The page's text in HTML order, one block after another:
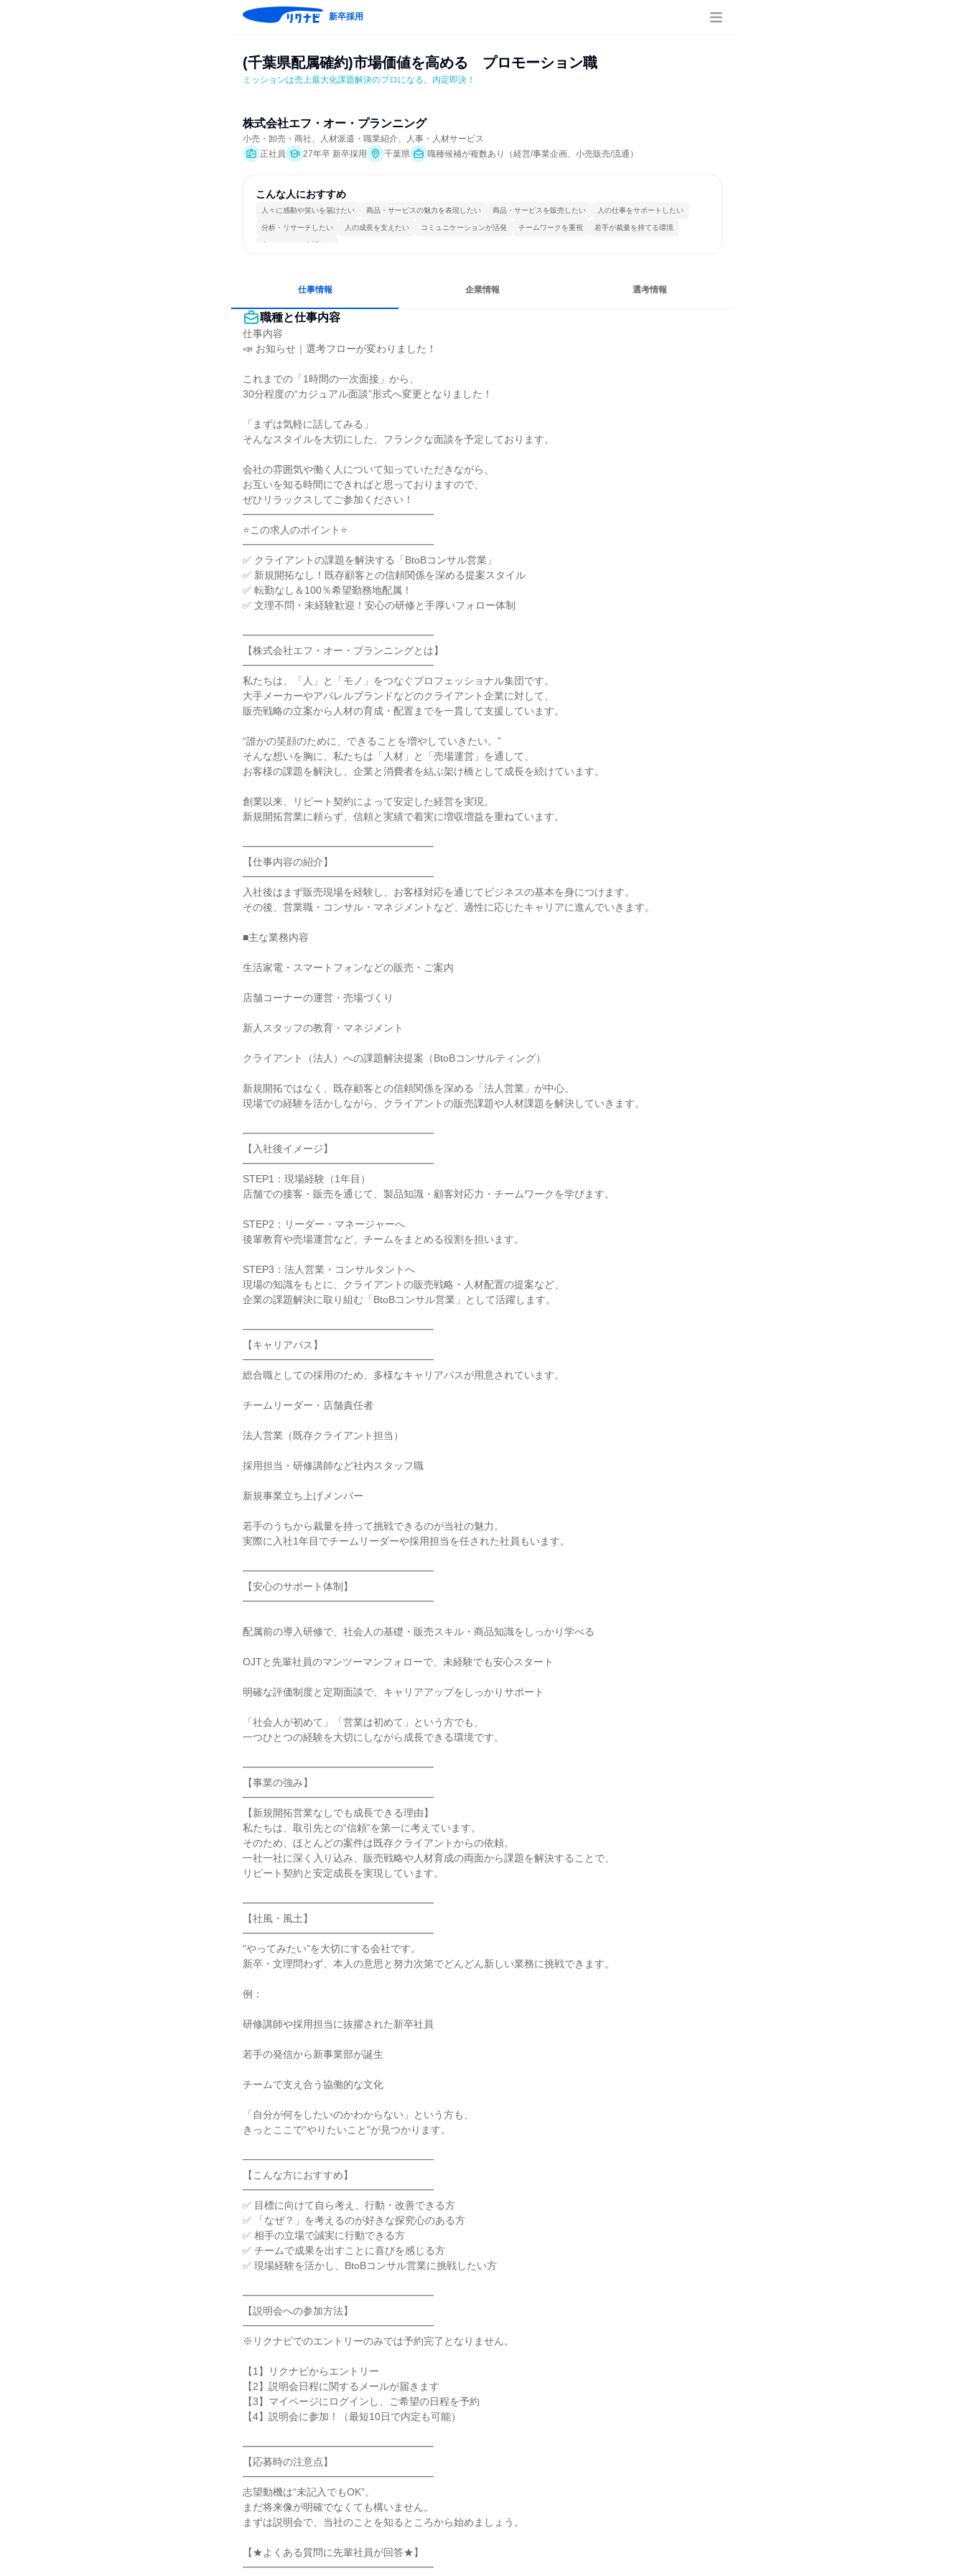
新卒採用
(千葉県配属確約)市場価値を高める　プロモーション職
ミッションは売上最大化課題解決のプロになる。内定即決！
株式会社エフ・オー・プランニング
小売・卸売・商社、人材派遣・職業紹介、人事・人材サービス
正社員
27年卒 新卒採用 千葉県 職種候補が複数あり（経営/事業企画、小売販売/流通）
こんな人におすすめ
人々に感動や笑いを届けたい 商品・サービスの魅力を表現したい 商品・サービスを販売したい 人の仕事をサポートしたい
分析・リサーチしたい 人の成長を支えたい コミュニケーションが活発 チームワークを重視 若手が裁量を持てる環境
人とたくさん会話する
仕事情報 企業情報 選考情報
職種と仕事内容
仕事内容
📣 お知らせ｜選考フローが変わりました！
これまでの「1時間の一次面接」から、
30分程度の“カジュアル面談”形式へ変更となりました！
「まずは気軽に話してみる」
そんなスタイルを大切にした、フランクな面談を予定しております。
会社の雰囲気や働く人について知っていただきながら、
お互いを知る時間にできればと思っておりますので、
ぜひリラックスしてご参加ください！
━━━━━━━━━━━━━━━━━━━
⭐この求人のポイント⭐
━━━━━━━━━━━━━━━━━━━
✅ クライアントの課題を解決する「BtoBコンサル営業」
✅ 新規開拓なし！既存顧客との信頼関係を深める提案スタイル
✅ 転勤なし＆100％希望勤務地配属！
✅ 文理不問・未経験歓迎！安心の研修と手厚いフォロー体制
━━━━━━━━━━━━━━━━━━━
【株式会社エフ・オー・プランニングとは】
━━━━━━━━━━━━━━━━━━━
私たちは、「人」と「モノ」をつなぐプロフェッショナル集団です。
大手メーカーやアパレルブランドなどのクライアント企業に対して、
販売戦略の立案から人材の育成・配置までを一貫して支援しています。
“誰かの笑顔のために、できることを増やしていきたい。”
そんな想いを胸に、私たちは「人材」と「売場運営」を通して、
お客様の課題を解決し、企業と消費者を結ぶ架け橋として成長を続けています。
創業以来、リピート契約によって安定した経営を実現。
新規開拓営業に頼らず、信頼と実績で着実に増収増益を重ねています。
━━━━━━━━━━━━━━━━━━━
【仕事内容の紹介】
━━━━━━━━━━━━━━━━━━━
入社後はまず販売現場を経験し、お客様対応を通じてビジネスの基本を身につけます。
その後、営業職・コンサル・マネジメントなど、適性に応じたキャリアに進んでいきます。
■主な業務内容
生活家電・スマートフォンなどの販売・ご案内
店舗コーナーの運営・売場づくり
新人スタッフの教育・マネジメント
クライアント（法人）への課題解決提案（BtoBコンサルティング）
新規開拓ではなく、既存顧客との信頼関係を深める「法人営業」が中心。
現場での経験を活かしながら、クライアントの販売課題や人材課題を解決していきます。
━━━━━━━━━━━━━━━━━━━
【入社後イメージ】
━━━━━━━━━━━━━━━━━━━
STEP1：現場経験（1年目）
店舗での接客・販売を通じて、製品知識・顧客対応力・チームワークを学びます。
STEP2：リーダー・マネージャーへ
後輩教育や売場運営など、チームをまとめる役割を担います。
STEP3：法人営業・コンサルタントへ
現場の知識をもとに、クライアントの販売戦略・人材配置の提案など、
企業の課題解決に取り組む「BtoBコンサル営業」として活躍します。
━━━━━━━━━━━━━━━━━━━
【キャリアパス】
━━━━━━━━━━━━━━━━━━━
総合職としての採用のため、多様なキャリアパスが用意されています。
チームリーダー・店舗責任者
法人営業（既存クライアント担当）
採用担当・研修講師など社内スタッフ職
新規事業立ち上げメンバー
若手のうちから裁量を持って挑戦できるのが当社の魅力。
実際に入社1年目でチームリーダーや採用担当を任された社員もいます。
━━━━━━━━━━━━━━━━━━━
【安心のサポート体制】
━━━━━━━━━━━━━━━━━━━
配属前の導入研修で、社会人の基礎・販売スキル・商品知識をしっかり学べる
OJTと先輩社員のマンツーマンフォローで、未経験でも安心スタート
明確な評価制度と定期面談で、キャリアアップをしっかりサポート
「社会人が初めて」「営業は初めて」という方でも、
一つひとつの経験を大切にしながら成長できる環境です。
━━━━━━━━━━━━━━━━━━━
【事業の強み】
━━━━━━━━━━━━━━━━━━━
【新規開拓営業なしでも成長できる理由】
私たちは、取引先との“信頼”を第一に考えています。
そのため、ほとんどの案件は既存クライアントからの依頼。
一社一社に深く入り込み、販売戦略や人材育成の両面から課題を解決することで、
リピート契約と安定成長を実現しています。
━━━━━━━━━━━━━━━━━━━
【社風・風土】
━━━━━━━━━━━━━━━━━━━
“やってみたい”を大切にする会社です。
新卒・文理問わず、本人の意思と努力次第でどんどん新しい業務に挑戦できます。
例：
研修講師や採用担当に抜擢された新卒社員
若手の発信から新事業部が誕生
チームで支え合う協働的な文化
「自分が何をしたいのかわからない」という方も、
きっとここで“やりたいこと”が見つかります。
━━━━━━━━━━━━━━━━━━━
【こんな方におすすめ】
━━━━━━━━━━━━━━━━━━━
✅ 目標に向けて自ら考え、行動・改善できる方
✅ 「なぜ？」を考えるのが好きな探究心のある方
✅ 相手の立場で誠実に行動できる方
✅ チームで成果を出すことに喜びを感じる方
✅ 現場経験を活かし、BtoBコンサル営業に挑戦したい方
━━━━━━━━━━━━━━━━━━━
【説明会への参加方法】
━━━━━━━━━━━━━━━━━━━
※リクナビでのエントリーのみでは予約完了となりません。
【1】リクナビからエントリー
【2】説明会日程に関するメールが届きます
【3】マイページにログインし、ご希望の日程を予約
【4】説明会に参加！（最短10日で内定も可能）
━━━━━━━━━━━━━━━━━━━
【応募時の注意点】
━━━━━━━━━━━━━━━━━━━
志望動機は“未記入でもOK”。
まだ将来像が明確でなくても構いません。
まずは説明会で、当社のことを知るところから始めましょう。
【★よくある質問に先輩社員が回答★】
━━━━━━━━━━━━━━━━━━━